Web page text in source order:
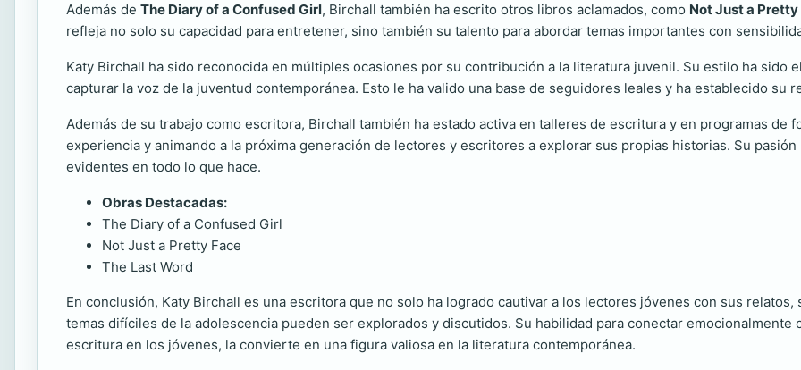
Además de The Diary of a Confused Girl, Birchall también ha escrito otros libros aclamados, como Not Just a Pretty
refleja no solo su capacidad para entretener, sino también su talento para abordar temas importantes con
Katy Birchall ha sido reconocida en múltiples ocasiones por su contribución a la literatura juvenil. Su estilo ha sido
capturar la voz de la juventud contemporánea. Esto le ha valido una base de seguidores leales y ha establecido su
Además de su trabajo como escritora, Birchall también ha estado activa en talleres de escritura y en programas de
experiencia y animando a la próxima generación de lectores y escritores a explorar sus propias historias. Su
evidentes en todo lo que hace.
Obras Destacadas:
The Diary of a Confused Girl
Not Just a Pretty Face
The Last Word
En conclusión, Katy Birchall es una escritora que no solo ha logrado cautivar a los lectores jóvenes con sus
temas difíciles de la adolescencia pueden ser explorados y discutidos. Su habilidad para conectar
escritura en los jóvenes, la convierte en una figura valiosa en la literatura contemporánea.